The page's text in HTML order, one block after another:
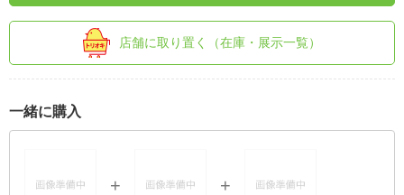
店舗に取り置く（在庫・展示一覧）
一緒に購入